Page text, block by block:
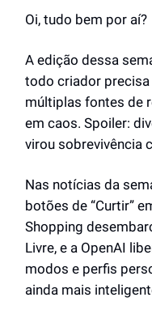
Oi, tudo bem por aí?
A edição dessa
todo criador
múltiplas fontes de
em caos. Spoiler:
virou sobrevivência
Nas notícias da
botões de “Curtir”
Shopping
Livre, e a OpenAI
modos e perfis
ainda mais